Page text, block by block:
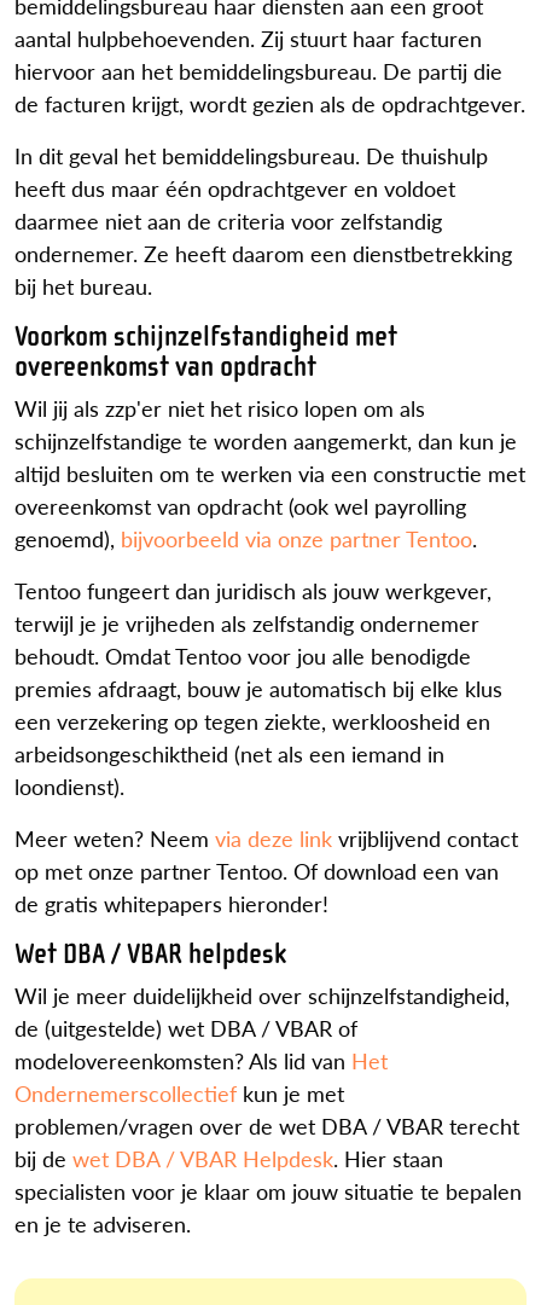
aantal hulpbehoevenden. Zij stuurt haar facturen
hiervoor aan het bemiddelingsbureau. De partij die
de facturen krijgt, wordt gezien als de opdrachtgever.
In dit geval het bemiddelingsbureau. De thuishulp
heeft dus maar één opdrachtgever en voldoet
daarmee niet aan de criteria voor zelfstandig
ondernemer. Ze heeft daarom een dienstbetrekking
bij het bureau.
Voorkom schijnzelfstandigheid met
overeenkomst van opdracht
Wil jij als zzp'er niet het risico lopen om als
schijnzelfstandige te worden aangemerkt, dan kun je
altijd besluiten om te werken via een constructie met
overeenkomst van opdracht (ook wel payrolling
genoemd), bijvoorbeeld via onze partner Tentoo.
Tentoo fungeert dan juridisch als jouw werkgever,
terwijl je je vrijheden als zelfstandig ondernemer
behoudt. Omdat Tentoo voor jou alle benodigde
premies afdraagt, bouw je automatisch bij elke klus
een verzekering op tegen ziekte, werkloosheid en
arbeidsongeschiktheid (net als een iemand in
loondienst).
Meer weten? Neem via deze link vrijblijvend contact
op met onze partner Tentoo. Of download een van
de gratis whitepapers hieronder!
Wet DBA / VBAR helpdesk
Wil je meer duidelijkheid over schijnzelfstandigheid,
de (uitgestelde) wet DBA / VBAR of
modelovereenkomsten? Als lid van Het
Ondernemerscollectief kun je met
problemen/vragen over de wet DBA / VBAR terecht
bij de wet DBA / VBAR Helpdesk. Hier staan
specialisten voor je klaar om jouw situatie te bepalen
en je te adviseren.